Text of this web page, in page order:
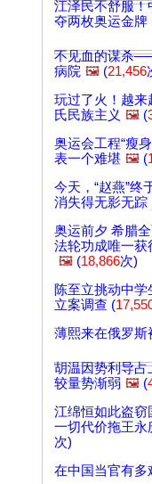
江泽民不舒服！
夺两枚奥运金牌
不见血的谋杀
病院 🖼️ (21,456
玩过了火！越来
氏民族主义 🖼️ (
奥运会工程“瘦
表一个难堪 🖼️ (
今天，“赵燕”终
消失得无影无踪
奥运前夕 希腊
法轮功成唯一获
🖼️ (18,866次)
陈至立挑动中
立案调查 (
薄熙来在俄罗斯
胡温因势利导占
较量势渐弱 🖼️ (
江绵恒如此盗窃
一切代价拖王永
次)
在中国当官有多